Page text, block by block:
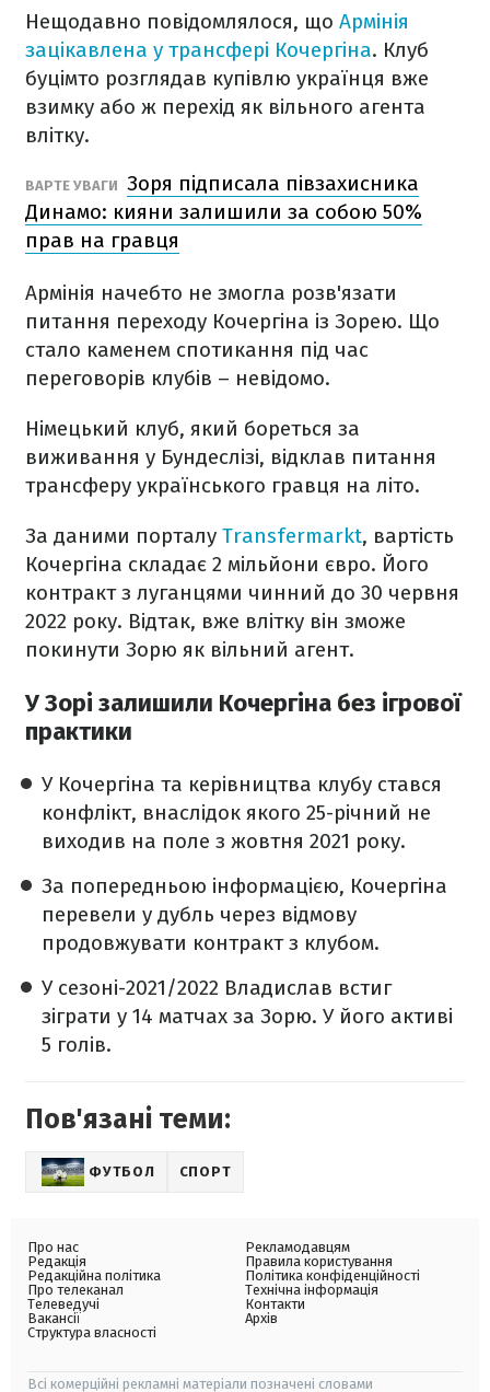
Нещодавно повідомлялося, що Армінія
зацікавлена у трансфері Кочергіна. Клуб
буцімто розглядав купівлю українця вже
взимку або ж перехід як вільного агента
влітку.
ВАРТЕ УВАГИ Зоря підписала півзахисника
Динамо: кияни залишили за собою 50%
прав на гравця
Армінія начебто не змогла розв'язати
питання переходу Кочергіна із Зорею. Що
стало каменем спотикання під час
переговорів клубів – невідомо.
Німецький клуб, який бореться за
виживання у Бундеслізі, відклав питання
трансферу українського гравця на літо.
За даними порталу Transfermarkt, вартість
Кочергіна складає 2 мільйони євро. Його
контракт з луганцями чинний до 30 червня
2022 року. Відтак, вже влітку він зможе
покинути Зорю як вільний агент.
У Зорі залишили Кочергіна без ігрової
практики
У Кочергіна та керівництва клубу стався
конфлікт, внаслідок якого 25-річний не
виходив на поле з жовтня 2021 року.
За попередньою інформацією, Кочергіна
перевели у дубль через відмову
продовжувати контракт з клубом.
У сезоні-2021/2022 Владислав встиг
зіграти у 14 матчах за Зорю. У його активі
5 голів.
Пов'язані теми:
ФУТБОЛ СПОРТ
Про нас
Редакція
Редакційна політика
Про телеканал
Телеведучі
Вакансії
Структура власності
Рекламодавцям
Правила користування
Політика конфіденційності
Технічна інформація
Контакти
Архів
Всі комерційні рекламні матеріали позначені словами